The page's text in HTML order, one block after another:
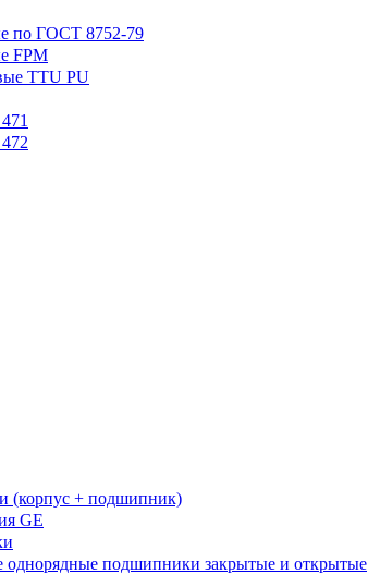
по ГОСТ 8752-79
FPM
TTU PU
(корпус + подшипник)
GE
подшипники закрытые и открытые